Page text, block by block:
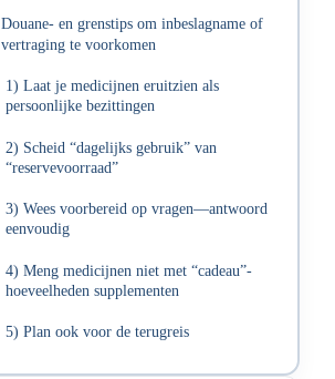
Douane- en grenstips om inbeslagname of
vertraging te voorkomen
1) Laat je medicijnen eruitzien als
persoonlijke bezittingen
2) Scheid “dagelijks gebruik” van
“reservevoorraad”
3) Wees voorbereid op vragen—antwoord
eenvoudig
4) Meng medicijnen niet met “cadeau”-
hoeveelheden supplementen
5) Plan ook voor de terugreis